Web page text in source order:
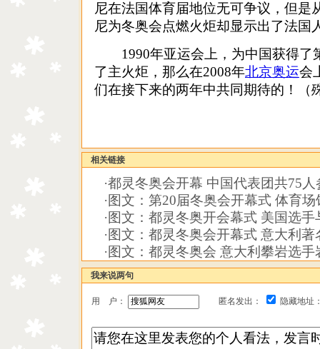
尼在法国体育届地位无可争议，但是
尼为冬奥会点燃火炬却显示出了法国
1990年亚运会上，为中国获得了
了主火炬，那么在2008年北京奥运会
们在接下来的两年中共同期待的
相关链接
·都灵冬奥会开幕 中国代表团共75人
· 图文：第20届冬奥会开幕式 体育
· 图文：都灵冬奥开会幕式 美国选
· 图文：都灵冬奥会开幕式 意大利
· 图文：都灵冬奥会 意大利攀岩选手
我来说两句
用 户： 匿名发出： 隐藏地址